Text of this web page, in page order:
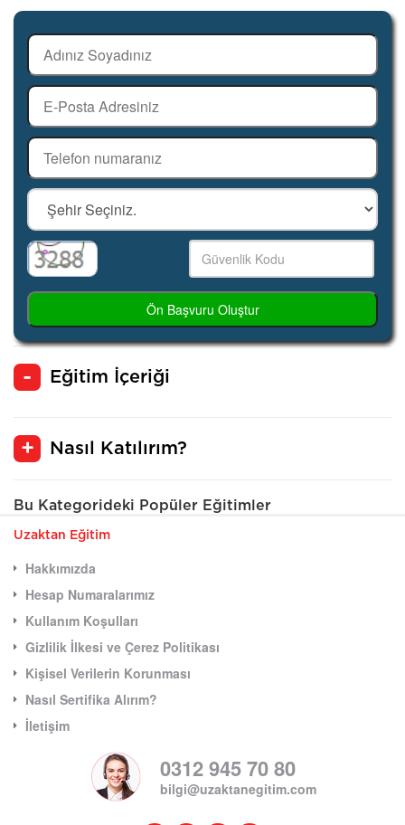
Ön Başvuru Oluştur
Eğitim İçeriği
Nasıl Katılırım?
Bu Kategorideki Popüler Eğitimler
Uzaktan Eğitim
Hakkımızda
Hesap Numaralarımız
Kullanım Koşulları
Gizlilik İlkesi ve Çerez Politikası
Kişisel Verilerin Korunması
Nasıl Sertifika Alırım?
İletişim
0312 945 70 80
bilgi@uzaktanegitim.com